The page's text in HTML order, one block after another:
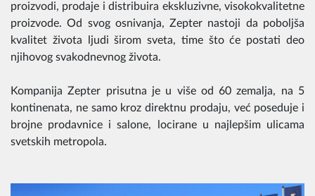
proizvodi, prodaje i distribuira ekskluzivne, visokokvalitetne
proizvode. Od svog osnivanja, Zepter nastoji da poboljša
kvalitet života ljudi širom sveta, time što će postati deo
njihovog svakodnevnog života.
Kompanija Zepter prisutna je u više od 60 zemalja, na 5
kontinenata, ne samo kroz direktnu prodaju, već poseduje i
brojne prodavnice i salone, locirane u najlepšim ulicama
svetskih metropola.